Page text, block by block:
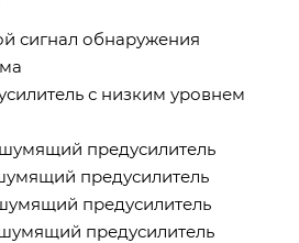
сигнал обнаружения
с низким уровнем
предусилитель
предусилитель
предусилитель
предусилитель